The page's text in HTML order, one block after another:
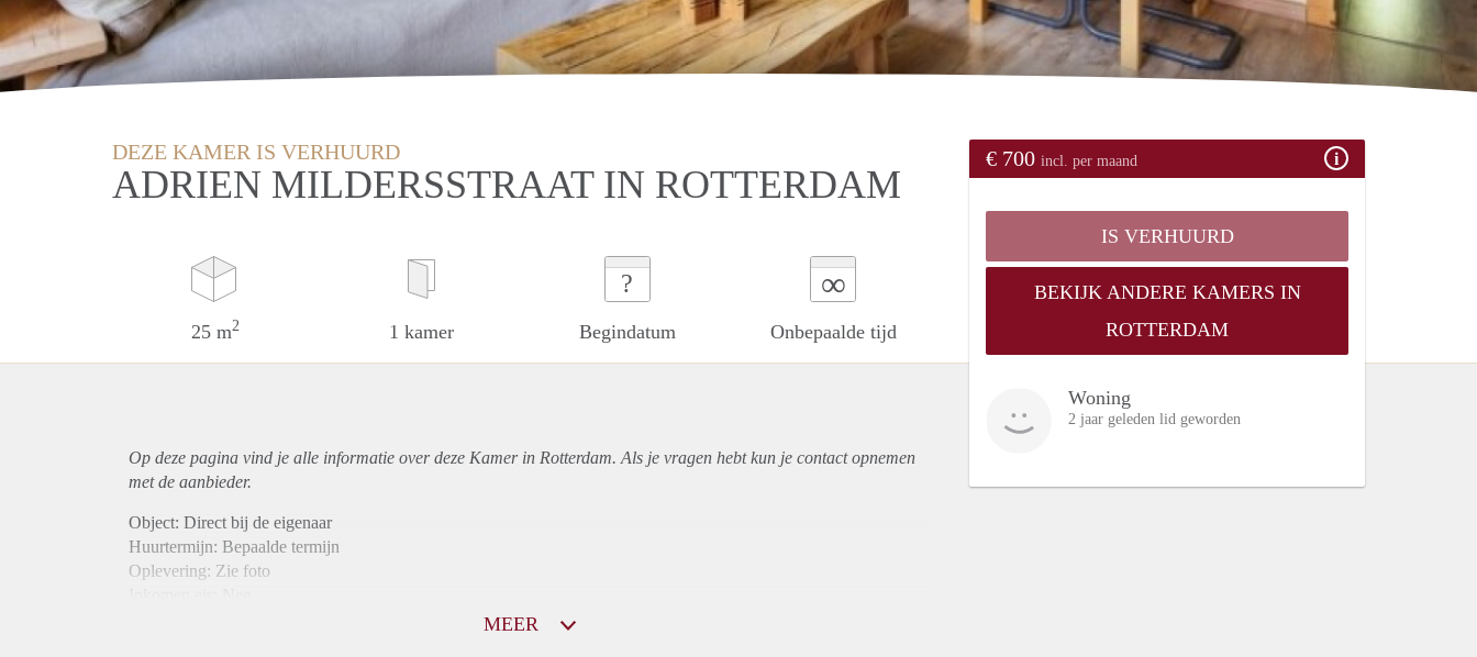
DEZE KAMER IS VERHUURD
ADRIEN MILDERSSTRAAT IN ROTTERDAM
25 m2 1 kamer
?
Begindatum
∞
Onbepaalde tijd
€ 700 incl. per maand
IS VERHUURD
BEKIJK ANDERE KAMERS IN
ROTTERDAM
Woning
2 jaar geleden lid geworden
Op deze pagina vind je alle informatie over deze Kamer in Rotterdam. Als je vragen hebt kun je contact opnemen
met de aanbieder.
Object: Direct bij de eigenaar
Huurtermijn: Bepaalde termijn
Oplevering: Zie foto
MEER